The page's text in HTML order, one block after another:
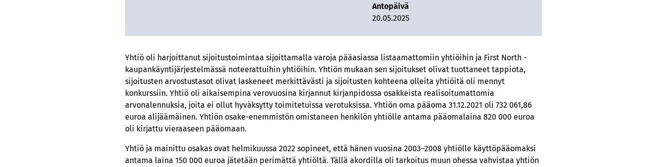
Antopäivä
20.05.2025
Yhtiö oli harjoittanut sijoitustoimintaa sijoittamalla varoja pääasiassa listaamattomiin yhtiöihin ja First North -
kaupankäyntijärjestelmässä noteerattuihin yhtiöihin. Yhtiön mukaan sen sijoitukset olivat tuottaneet tappiota,
sijoitusten arvostustasot olivat laskeneet merkittävästi ja sijoitusten kohteena olleita yhtiöitä oli mennyt
konkurssiin. Yhtiö oli aikaisempina verovuosina kirjannut kirjanpidossa osakkeista realisoitumattomia
arvonalennuksia, joita ei ollut hyväksytty toimitetuissa verotuksissa. Yhtiön oma pääoma 31.12.2021 oli 732 061,86
euroa alijäämäinen. Yhtiön osake-enemmistön omistaneen henkilön yhtiölle antama pääomalaina 820 000 euroa
oli kirjattu vieraaseen pääomaan.
Yhtiö ja mainittu osakas ovat helmikuussa 2022 sopineet, että hänen vuosina 2003–2008 yhtiölle käyttöpääomaksi
antama laina 150 000 euroa jätetään perimättä yhtiöltä. Tällä akordilla oli tarkoitus muun ohessa vahvistaa yhtiön